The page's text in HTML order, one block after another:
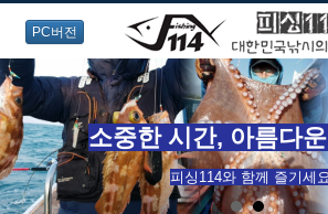
PC버전
소중한 시간, 아름다
피싱114와 함께 즐기세요.